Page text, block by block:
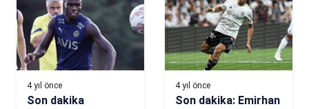
4 yıl önce
Son dakika
4 yıl önce
Son dakika: Emirhan